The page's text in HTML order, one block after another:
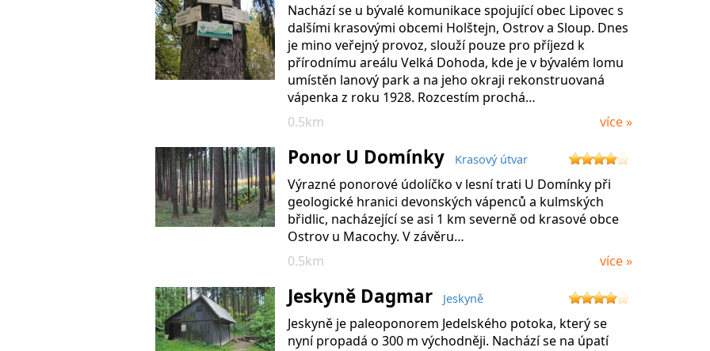
Nachází se u bývalé komunikace spojující obec Lipovec s
dalšími krasovými obcemi Holštejn, Ostrov a Sloup. Dnes
je mino veřejný provoz, slouží pouze pro příjezd k
přírodnímu areálu Velká Dohoda, kde je v bývalém lomu
umístěn lanový park a na jeho okraji rekonstruovaná
vápenka z roku 1928. Rozcestím prochá…
0.5km
více »
Ponor U Domínky Krasový útvar
Výrazné ponorové údolíčko v lesní trati U Domínky při
geologické hranici devonských vápenců a kulmských
břidlic, nacházející se asi 1 km severně od krasové obce
Ostrov u Macochy. V závěru…
0.5km
více »
Jeskyně Dagmar Jeskyně
Jeskyně je paleoponorem Jedelského potoka, který se
nyní propadá o 300 m východněji. Nachází se na úpatí